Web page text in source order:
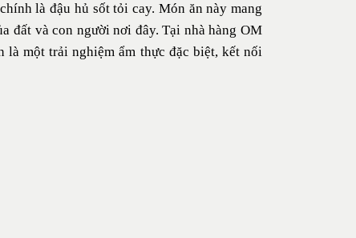
là đậu hủ sốt tỏi cay. Món ăn này mang
đất và con người nơi đây. Tại nhà hàng OM
là một trải nghiệm ẩm thực đặc biệt, kết nối